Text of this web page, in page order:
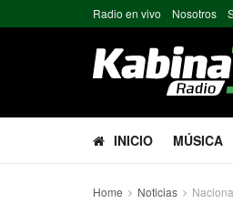
Radio en vivo Nosotros
INICIO MÚSICA
Home Noticias